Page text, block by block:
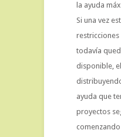
la ayuda
Si una vez
todavía
disponible,
ayuda que
proyectos